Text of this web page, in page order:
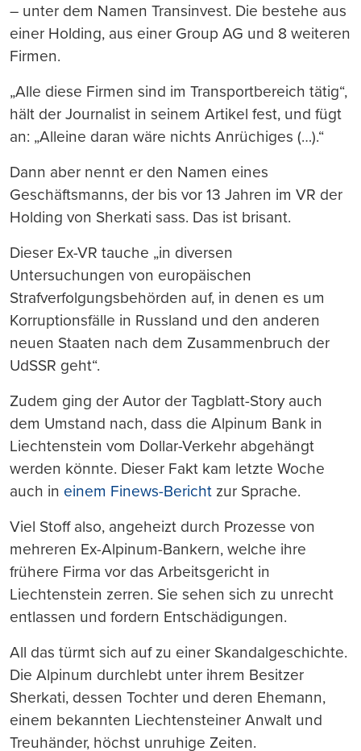
– unter dem Namen Transinvest. Die bestehe aus
einer Holding, aus einer Group AG und 8 weiteren
Firmen.
„Alle diese Firmen sind im Transportbereich tätig“,
hält der Journalist in seinem Artikel fest, und fügt
an: „Alleine daran wäre nichts Anrüchiges (…).“
Dann aber nennt er den Namen eines
Geschäftsmanns, der bis vor 13 Jahren im VR der
Holding von Sherkati sass. Das ist brisant.
Dieser Ex-VR tauche „in diversen
Untersuchungen von europäischen
Strafverfolgungsbehörden auf, in denen es um
Korruptionsfälle in Russland und den anderen
neuen Staaten nach dem Zusammenbruch der
UdSSR geht“.
Zudem ging der Autor der Tagblatt-Story auch
dem Umstand nach, dass die Alpinum Bank in
Liechtenstein vom Dollar-Verkehr abgehängt
werden könnte. Dieser Fakt kam letzte Woche
auch in einem Finews-Bericht zur Sprache.
Viel Stoff also, angeheizt durch Prozesse von
mehreren Ex-Alpinum-Bankern, welche ihre
frühere Firma vor das Arbeitsgericht in
Liechtenstein zerren. Sie sehen sich zu unrecht
entlassen und fordern Entschädigungen.
All das türmt sich auf zu einer Skandalgeschichte.
Die Alpinum durchlebt unter ihrem Besitzer
Sherkati, dessen Tochter und deren Ehemann,
einem bekannten Liechtensteiner Anwalt und
Treuhänder, höchst unruhige Zeiten.